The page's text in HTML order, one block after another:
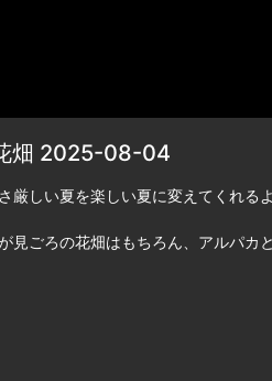
畑 2025-08-04
厳しい夏を楽しい夏に変えてくれる
見ごろの花畑はもちろん、アルパカ